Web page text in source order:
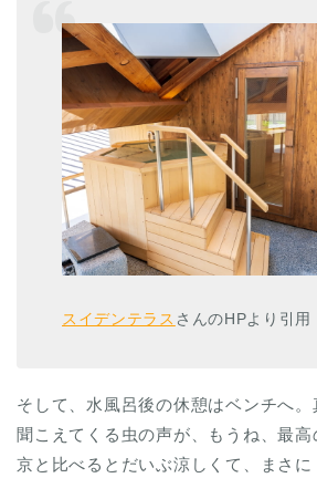
スイデンテラス さんのHPより引用
そして、水風呂後の休憩はベンチへ
聞こえてくる虫の声が、もうね、最
京と比べるとだいぶ涼しくて、まさ